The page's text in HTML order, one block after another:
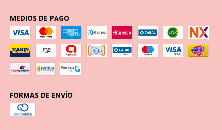
MEDIOS DE PAGO
FORMAS DE ENVÍO